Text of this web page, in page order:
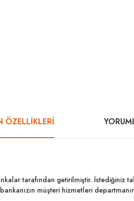
ÖZELLİKLERİ
tarafından getirilmiştir.
müşteri hizmetleri